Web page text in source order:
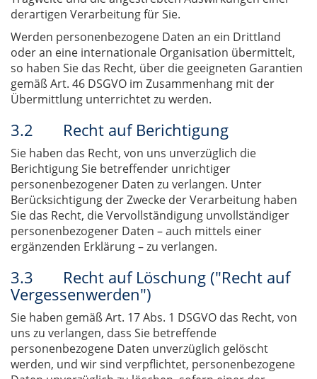
derartigen Verarbeitung für Sie.
Werden personenbezogene Daten an ein Drittland
oder an eine internationale Organisation übermittelt,
so haben Sie das Recht, über die geeigneten Garantien
gemäß Art. 46 DSGVO im Zusammenhang mit der
Übermittlung unterrichtet zu werden.
3.2 Recht auf Berichtigung
Sie haben das Recht, von uns unverzüglich die
Berichtigung Sie betreffender unrichtiger
personenbezogener Daten zu verlangen. Unter
Berücksichtigung der Zwecke der Verarbeitung haben
Sie das Recht, die Vervollständigung unvollständiger
personenbezogener Daten – auch mittels einer
ergänzenden Erklärung – zu verlangen.
3.3 Recht auf Löschung ("Recht auf
Vergessenwerden")
Sie haben gemäß Art. 17 Abs. 1 DSGVO das Recht, von
uns zu verlangen, dass Sie betreffende
personenbezogene Daten unverzüglich gelöscht
werden, und wir sind verpflichtet, personenbezogene